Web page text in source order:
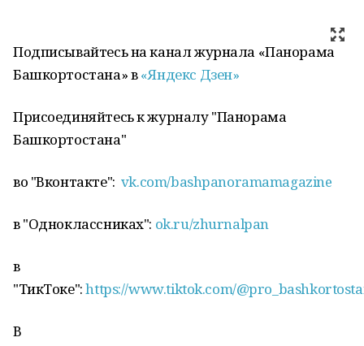
Подписывайтесь на канал журнала «Панорама
Башкортостана» в«Яндекс Дзен»
Присоединяйтесь к журналу "Панорама
Башкортостана"
во "Вконтакте": vk.com/bashpanoramamagazine
в "Одноклассниках": ok.ru/zhurnalpan
в
"ТикТоке":https://www.tiktok.com/
В